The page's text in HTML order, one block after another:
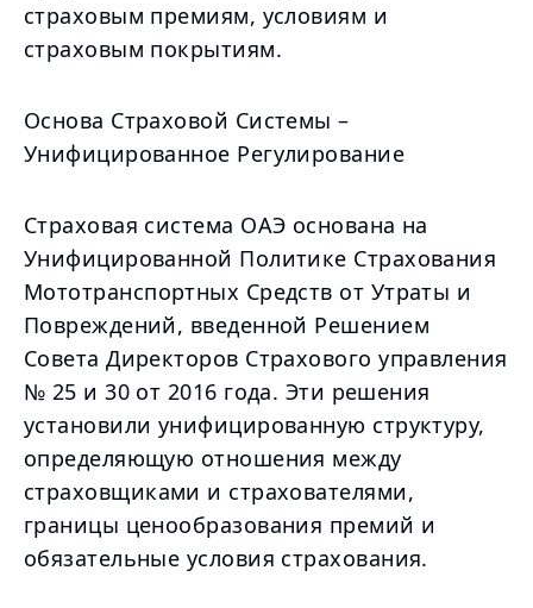
страховым премиям, условиям и
страховым покрытиям.
Основа Страховой Системы –
Унифицированное Регулирование
Страховая система ОАЭ основана на
Унифицированной Политике Страхования
Мототранспортных Средств от Утраты и
Повреждений, введенной Решением
Совета Директоров Страхового управления
№ 25 и 30 от 2016 года. Эти решения
установили унифицированную структуру,
определяющую отношения между
страховщиками и страхователями,
границы ценообразования премий и
обязательные условия страхования.